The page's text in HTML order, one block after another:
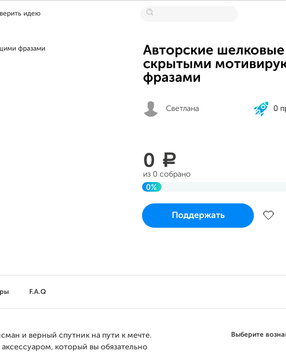
идею
Авторские шелковые
скрытыми
фразами
Светлана 0
0 a
из 0 собрано
0%
Проект начался и завершится
в субботу 26 августа 2023 в 11:42 MSK
Поддержать
F.A.Q
Выберите
и верный спутник на пути к мечте.
который вы обязательно